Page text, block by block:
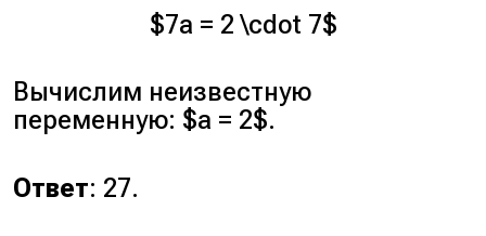
$7a = 2 \cdot 7$
Вычислим неизвестную
переменную: $a = 2$.
Ответ: 27.